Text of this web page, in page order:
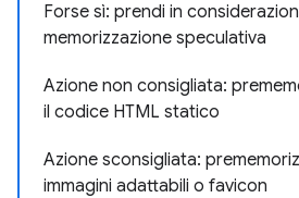
Forse sì: prendi in
memorizzazione speculativa
Azione non consigliata:
il codice HTML statico
Azione sconsigliata:
immagini adattabili o favicon